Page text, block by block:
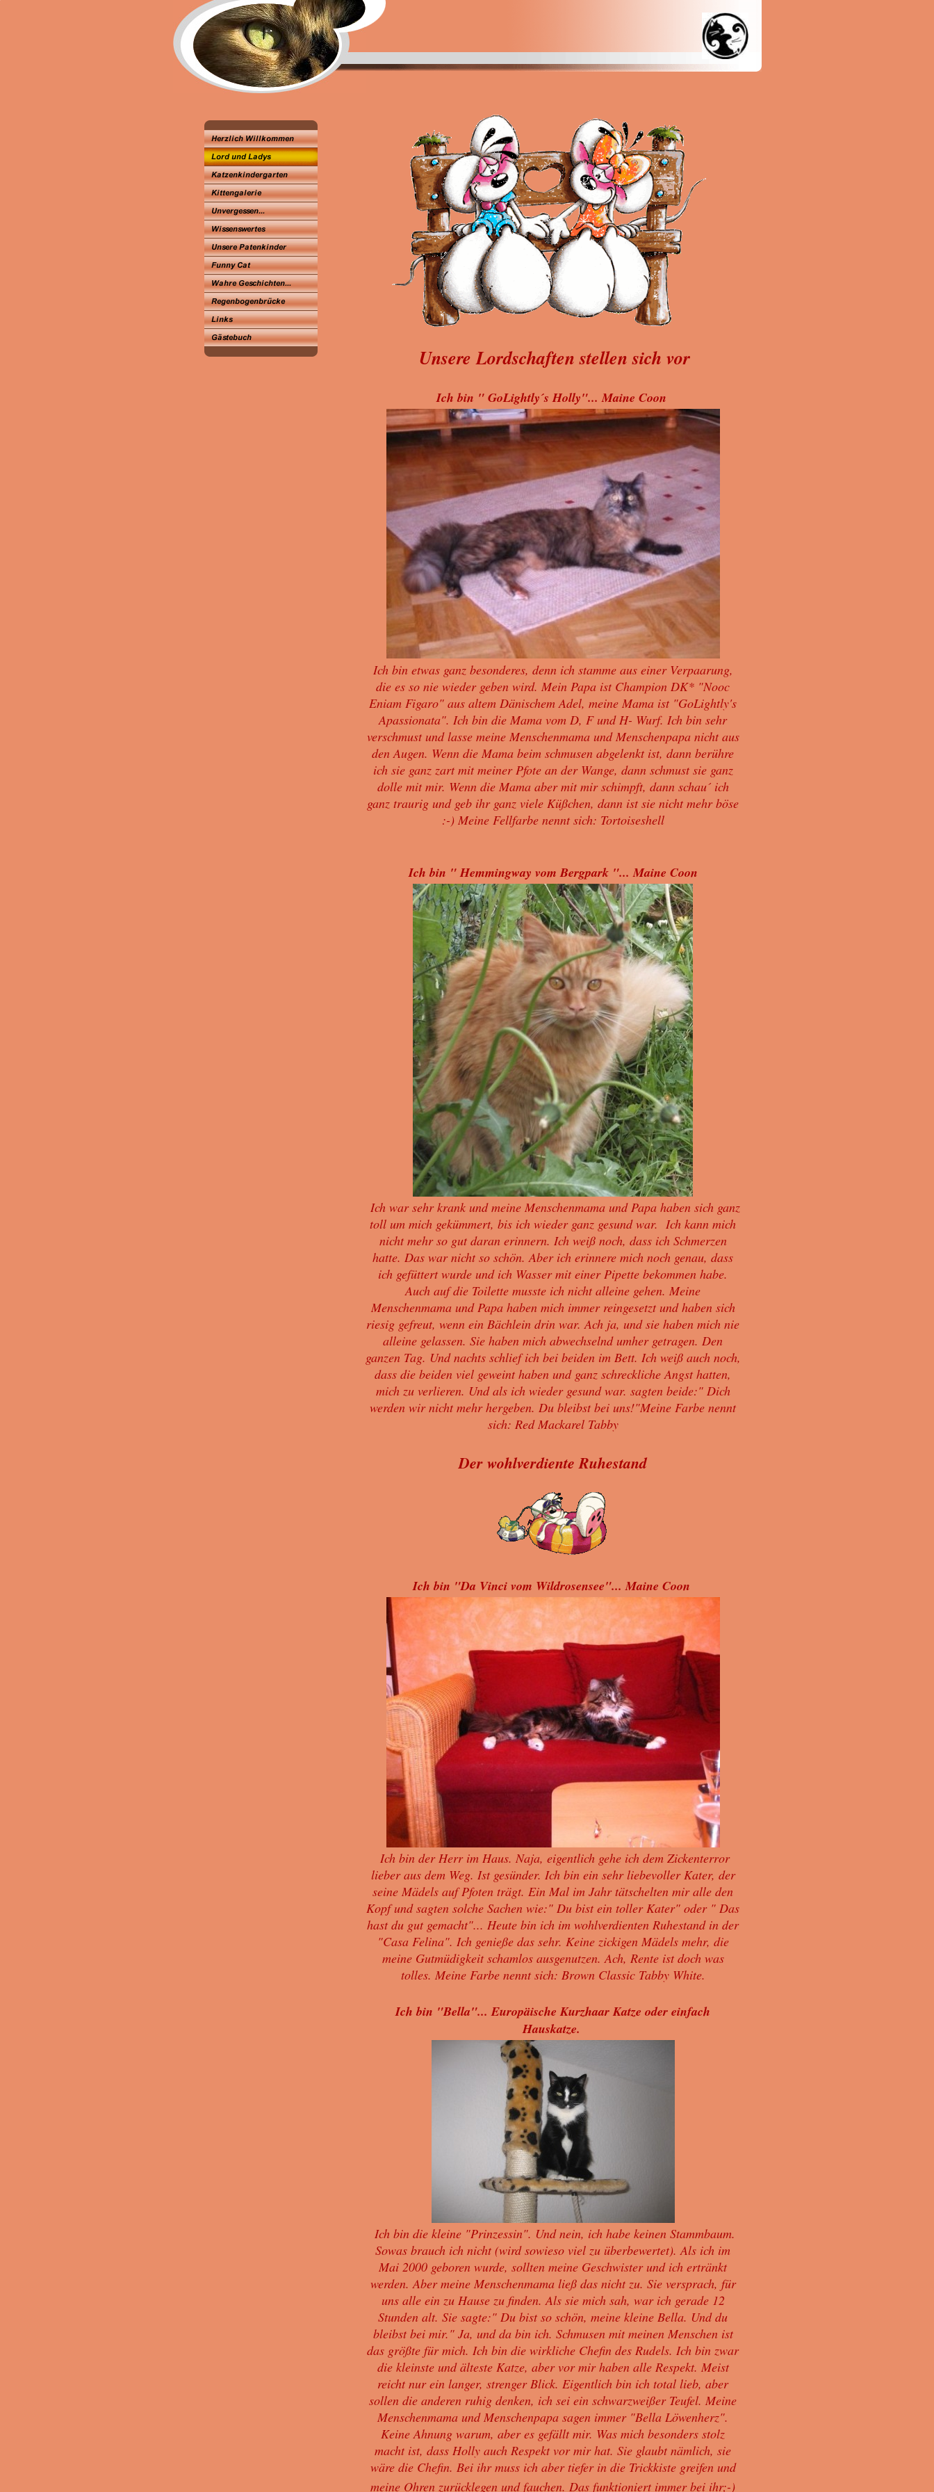
Unsere Lordschaften stellen sich vor
Ich bin " GoLightly´s Holly"... Maine Coon
Ich bin etwas ganz besonderes, denn ich stamme aus einer Verpaarung,
die es so nie wieder geben wird. Mein Papa ist Champion DK* "Nooc
Eniam Figaro" aus altem Dänischem Adel, meine Mama ist "GoLightly's
Apassionata". Ich bin die Mama vom D, F und H- Wurf. Ich bin sehr
verschmust und lasse meine Menschenmama und Menschenpapa nicht aus
den Augen. Wenn die Mama beim schmusen abgelenkt ist, dann berühre
ich sie ganz zart mit meiner Pfote an der Wange, dann schmust sie ganz
dolle mit mir. Wenn die Mama aber mit mir schimpft, dann schau´ ich
ganz traurig und geb ihr ganz viele Küßchen, dann ist sie nicht mehr böse
:-) Meine Fellfarbe nennt sich: Tortoiseshell
Ich bin " Hemmingway vom Bergpark "... Maine Coon
Ich war sehr krank und meine Menschenmama und Papa haben sich ganz
toll um mich gekümmert, bis ich wieder ganz gesund war. Ich kann mich
nicht mehr so gut daran erinnern. Ich weiß noch, dass ich Schmerzen
hatte. Das war nicht so schön. Aber ich erinnere mich noch genau, dass
ich gefüttert wurde und ich Wasser mit einer Pipette bekommen habe.
Auch auf die Toilette musste ich nicht alleine gehen. Meine
Menschenmama und Papa haben mich immer reingesetzt und haben sich
riesig gefreut, wenn ein Bächlein drin war. Ach ja, und sie haben mich nie
alleine gelassen. Sie haben mich abwechselnd umher getragen. Den
ganzen Tag. Und nachts schlief ich bei beiden im Bett. Ich weiß auch noch,
dass die beiden viel geweint haben und ganz schreckliche Angst hatten,
mich zu verlieren. Und als ich wieder gesund war. sagten beide:" Dich
werden wir nicht mehr hergeben. Du bleibst bei uns!"Meine Farbe nennt
sich: Red Mackarel Tabby
Der wohlverdiente Ruhestand
Ich bin "Da Vinci vom Wildrosensee"... Maine Coon
Ich bin der Herr im Haus. Naja, eigentlich gehe ich dem Zickenterror
lieber aus dem Weg. Ist gesünder. Ich bin ein sehr liebevoller Kater, der
seine Mädels auf Pfoten trägt. Ein Mal im Jahr tätschelten mir alle den
Kopf und sagten solche Sachen wie:" Du bist ein toller Kater" oder " Das
hast du gut gemacht"... Heute bin ich im wohlverdienten Ruhestand in der
"Casa Felina". Ich genieße das sehr. Keine zickigen Mädels mehr, die
meine Gutmüdigkeit schamlos ausgenutzen. Ach, Rente ist doch was
tolles. Meine Farbe nennt sich: Brown Classic Tabby White.
Ich bin "Bella"... Europäische Kurzhaar Katze oder einfach
Hauskatze.
Ich bin die kleine "Prinzessin". Und nein, ich habe keinen Stammbaum.
Sowas brauch ich nicht (wird sowieso viel zu überbewertet). Als ich im
Mai 2000 geboren wurde, sollten meine Geschwister und ich ertränkt
werden. Aber meine Menschenmama ließ das nicht zu. Sie versprach, für
uns alle ein zu Hause zu finden. Als sie mich sah, war ich gerade 12
Stunden alt. Sie sagte:" Du bist so schön, meine kleine Bella. Und du
bleibst bei mir." Ja, und da bin ich. Schmusen mit meinen Menschen ist
das größte für mich. Ich bin die wirkliche Chefin des Rudels. Ich bin zwar
die kleinste und älteste Katze, aber vor mir haben alle Respekt. Meist
reicht nur ein langer, strenger Blick. Eigentlich bin ich total lieb, aber
sollen die anderen ruhig denken, ich sei ein schwarzweißer Teufel. Meine
Menschenmama und Menschenpapa sagen immer "Bella Löwenherz".
Keine Ahnung warum, aber es gefällt mir. Was mich besonders stolz
macht ist, dass Holly auch Respekt vor mir hat. Sie glaubt nämlich, sie
wäre die Chefin. Bei ihr muss ich aber tiefer in die Trickkiste greifen und
meine Ohren zurücklegen und fauchen. Das funktioniert immer bei ihr;-)